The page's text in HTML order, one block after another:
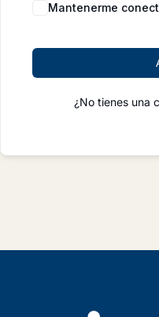
Mantenerme
¿No tienes una